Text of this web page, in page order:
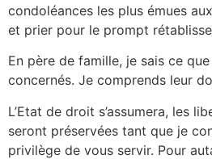
condoléances les plus émues
et prier pour le prompt
En père de famille, je sais ce
concernés. Je comprends leur
L’Etat de droit s’assumera, les
seront préservées tant que je
privilège de vous servir. Pour